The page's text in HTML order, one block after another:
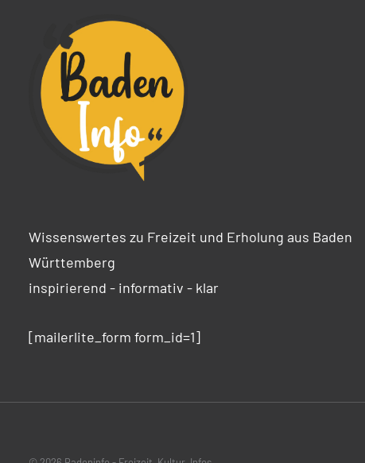
Wissenswertes zu Freizeit und Erholung aus Baden
Württemberg
inspirierend - informativ - klar
[mailerlite_form form_id=1]